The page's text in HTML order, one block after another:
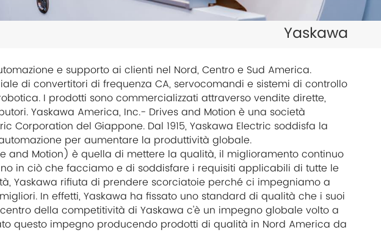
한국의
Tiếng Việt
中文
Yaskawa
e supporto ai clienti nel Nord, Centro e Sud America.
di convertitori di frequenza CA, servocomandi e sistemi di controllo
I prodotti sono commercializzati attraverso vendite dirette,
Yaskawa America, Inc.- Drives and Motion è una società
Corporation del Giappone. Dal 1915, Yaskawa Electric soddisfa la
per aumentare la produttività globale.
and Motion) è quella di mettere la qualità, il miglioramento continuo
in ciò che facciamo e di soddisfare i requisiti applicabili di tutte le
Yaskawa rifiuta di prendere scorciatoie perché ci impegniamo a
In effetti, Yaskawa ha fissato uno standard di qualità che i suoi
della competitività di Yaskawa c'è un impegno globale volto a
questo impegno producendo prodotti di qualità in Nord America da